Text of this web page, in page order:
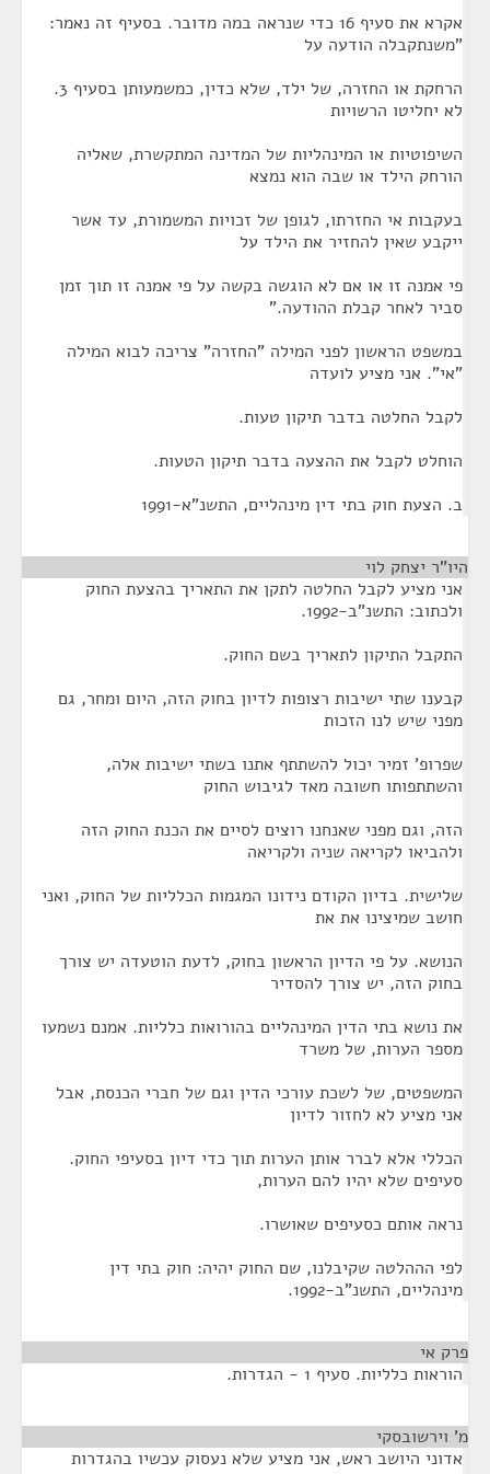
אקרא את סעיף 16 כדי שנראה במה מדובר. בסעיף זה נאמר:
"משנתקבלה הודעה על
הרחקת או החזרה, של ילד, שלא כדין, כמשמעותן בסעיף 3.
לא יחליטו הרשויות
השיפוטיות או המינהליות של המדינה המתקשרת, שאליה
הורחק הילד או שבה הוא נמצא
בעקבות אי החזרתו, לגופן של זכויות המשמורת, עד אשר
ייקבע שאין להחזיר את הילד על
פי אמנה זו או אם לא הוגשה בקשה על פי אמנה זו תוך זמן
סביר לאחר קבלת ההודעה."
במשפט הראשון לפני המילה "החזרה" צריכה לבוא המילה
"אי". אני מציע לועדה
לקבל החלטה בדבר תיקון טעות.
הוחלט לקבל את ההצעה בדבר תיקון הטעות.
ב. הצעת חוק בתי דין מינהליים, התשנ"א-1991
היו"ר יצחק לוי
אני מציע לקבל החלטה לתקן את התאריך בהצעת החוק
ולכתוב: התשנ"ב-1992.
התקבל התיקון לתאריך בשם החוק.
קבענו שתי ישיבות רצופות לדיון בחוק הזה, היום ומחר, גם
מפני שיש לנו הזכות
שפרופ' זמיר יכול להשתתף אתנו בשתי ישיבות אלה,
והשתתפותו חשובה מאד לגיבוש החוק
הזה, וגם מפני שאנחנו רוצים לסיים את הכנת החוק הזה
ולהביאו לקריאה שניה ולקריאה
שלישית. בדיון הקודם נידונו המגמות הכלליות של החוק, ואני
חושב שמיצינו את את
הנושא. על פי הדיון הראשון בחוק, לדעת הוטעדה יש צורך
בחוק הזה, יש צורך להסדיר
את נושא בתי הדין המינהליים בהורואות כלליות. אמנם נשמעו
מספר הערות, של משרד
המשפטים, של לשכת עורכי הדין וגם של חברי הכנסת, אבל
אני מציע לא לחזור לדיון
הכללי אלא לברר אותן הערות תוך כדי דיון בסעיפי החוק.
סעיפים שלא יהיו להם הערות,
נראה אותם כסעיפים שאושרו.
לפי הההלטה שקיבלנו, שם החוק יהיה: חוק בתי דין
מינהליים, התשנ"ב-1992.
פרק אי
הוראות כלליות. סעיף 1 - הגדרות.
מ' וירשובסקי
אדוני היושב ראש, אני מציע שלא נעסוק עכשיו בהגדרות